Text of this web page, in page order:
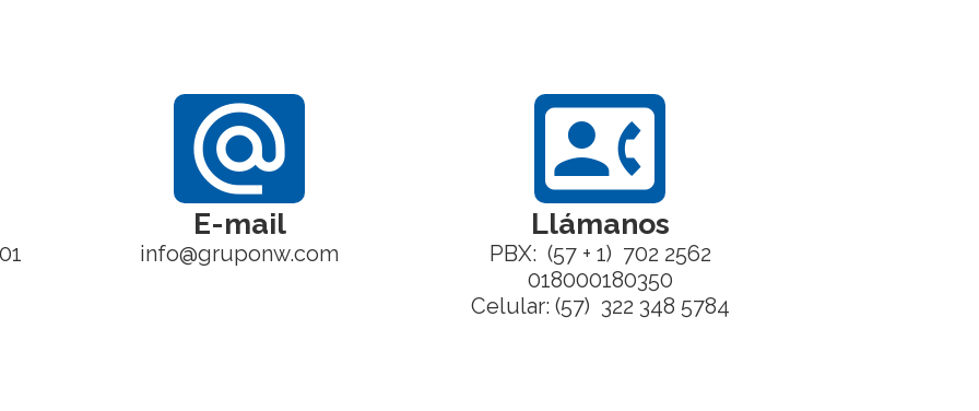
alternate_email
E-mail
info@gruponw.com
contact_phone
Llámanos
PBX: (57 + 1) 702 2562
018000180350
Celular: (57) 322 348 5784